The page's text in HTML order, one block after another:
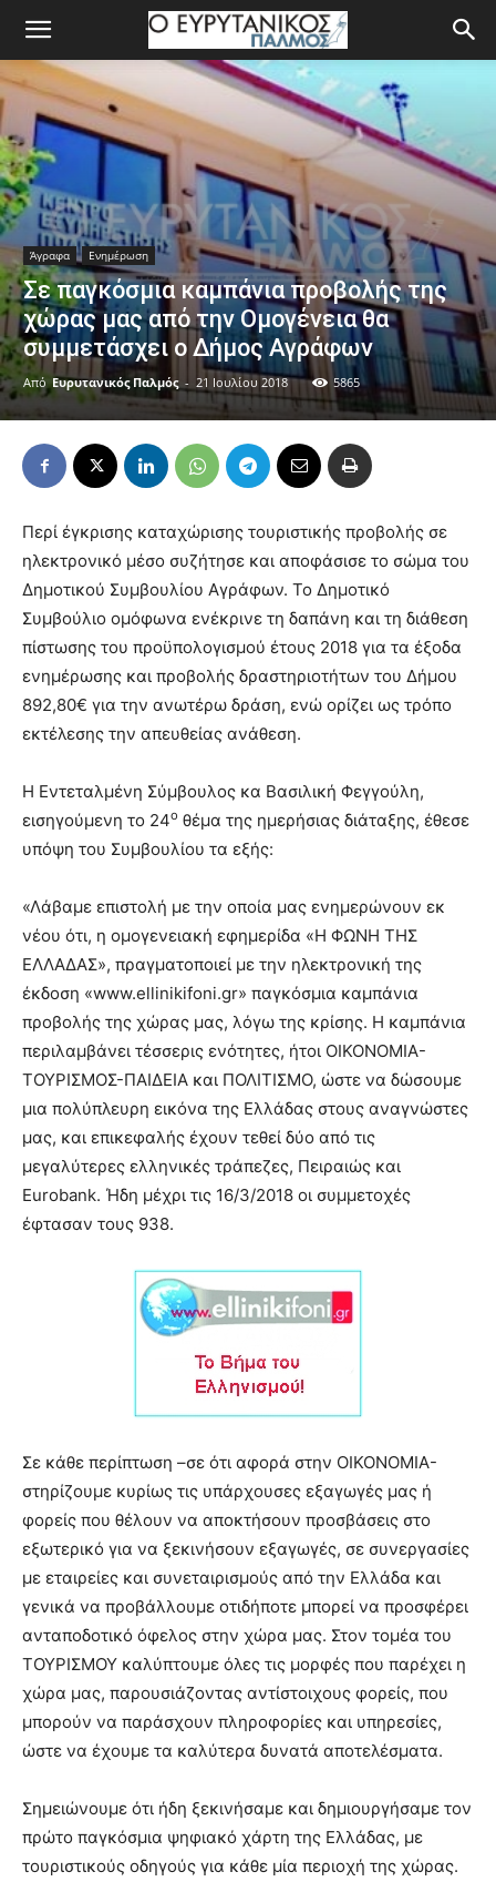
Άγραφα Ενημέρωση
Σε παγκόσμια καμπάνια προβολής της
χώρας μας από την Ομογένεια θα
συμμετάσχει ο Δήμος Αγράφων
Από Ευρυτανικός Παλμός - 21 Ιουλίου 2018 5865
Περί έγκρισης καταχώρισης τουριστικής προβολής σε
ηλεκτρονικό μέσο συζήτησε και αποφάσισε το σώμα του
Δημοτικού Συμβουλίου Αγράφων. Το Δημοτικό
Συμβούλιο ομόφωνα ενέκρινε τη δαπάνη και τη διάθεση
πίστωσης του προϋπολογισμού έτους 2018 για τα έξοδα
ενημέρωσης και προβολής δραστηριοτήτων του Δήμου
892,80€ για την ανωτέρω δράση, ενώ ορίζει ως τρόπο
εκτέλεσης την απευθείας ανάθεση.
Η Εντεταλμένη Σύμβουλος κα Βασιλική Φεγγούλη,
εισηγούμενη το 24ο θέμα της ημερήσιας διάταξης, έθεσε
υπόψη του Συμβουλίου τα εξής:
«Λάβαμε επιστολή με την οποία μας ενημερώνουν εκ
νέου ότι, η ομογενειακή εφημερίδα «Η ΦΩΝΗ ΤΗΣ
ΕΛΛΑΔΑΣ», πραγματοποιεί με την ηλεκτρονική της
έκδοση «www.ellinikifoni.gr» παγκόσμια καμπάνια
προβολής της χώρας μας, λόγω της κρίσης. Η καμπάνια
περιλαμβάνει τέσσερις ενότητες, ήτοι ΟΙΚΟΝΟΜΙΑ-
ΤΟΥΡΙΣΜΟΣ-ΠΑΙΔΕΙΑ και ΠΟΛΙΤΙΣΜΟ, ώστε να δώσουμε
μια πολύπλευρη εικόνα της Ελλάδας στους αναγνώστες
μας, και επικεφαλής έχουν τεθεί δύο από τις
μεγαλύτερες ελληνικές τράπεζες, Πειραιώς και
Eurobank. Ήδη μέχρι τις 16/3/2018 οι συμμετοχές
έφτασαν τους 938.
Σε κάθε περίπτωση –σε ότι αφορά στην ΟΙΚΟΝΟΜΙΑ-
στηρίζουμε κυρίως τις υπάρχουσες εξαγωγές μας ή
φορείς που θέλουν να αποκτήσουν προσβάσεις στο
εξωτερικό για να ξεκινήσουν εξαγωγές, σε συνεργασίες
με εταιρείες και συνεταιρισμούς από την Ελλάδα και
γενικά να προβάλλουμε οτιδήποτε μπορεί να προσφέρει
ανταποδοτικό όφελος στην χώρα μας. Στον τομέα του
ΤΟΥΡΙΣΜΟΥ καλύπτουμε όλες τις μορφές που παρέχει η
χώρα μας, παρουσιάζοντας αντίστοιχους φορείς, που
μπορούν να παράσχουν πληροφορίες και υπηρεσίες,
ώστε να έχουμε τα καλύτερα δυνατά αποτελέσματα.
Σημειώνουμε ότι ήδη ξεκινήσαμε και δημιουργήσαμε τον
πρώτο παγκόσμια ψηφιακό χάρτη της Ελλάδας, με
τουριστικούς οδηγούς για κάθε μία περιοχή της χώρας.